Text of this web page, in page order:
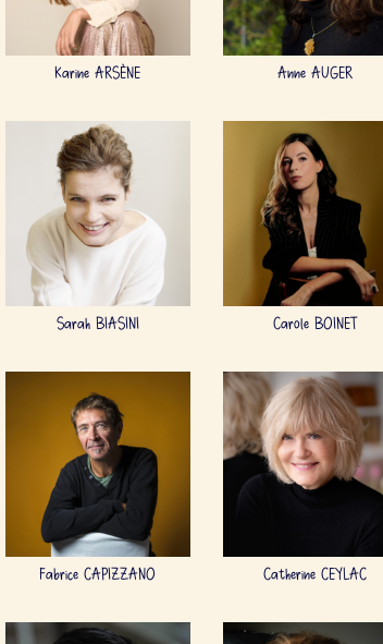
Karine ARSÈNE Anne AUGER
Sarah BIASINI Carole BOINET
Fabrice CAPIZZANO Catherine CEYLAC